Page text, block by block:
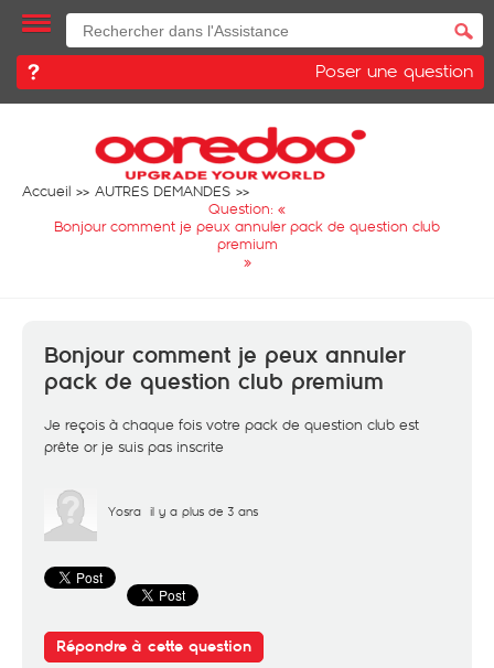
Poser une question
Accueil
AUTRES DEMANDES
Question: «
Bonjour comment je peux annuler pack de question club
premium
»
Bonjour comment je peux annuler
pack de question club premium
Je reçois à chaque fois votre pack de question club est
prête or je suis pas inscrite
Yosra il y a plus de 3 ans
Répondre à cette question